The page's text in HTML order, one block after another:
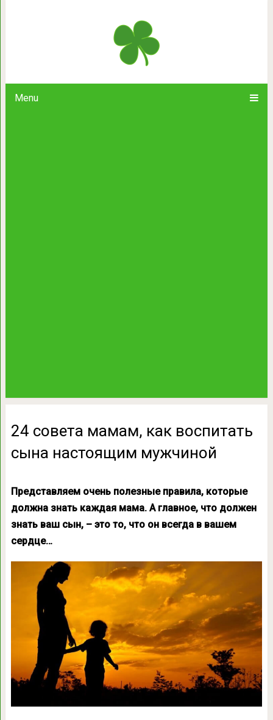
Menu
24 совета мамам, как
24 совета мамам, как воспитать
сына настоящим мужчиной
Представляем очень полезные правила, которые
должна знать каждая мама. А главное, что должен
знать ваш сын, – это то, что он всегда в вашем
сердце…